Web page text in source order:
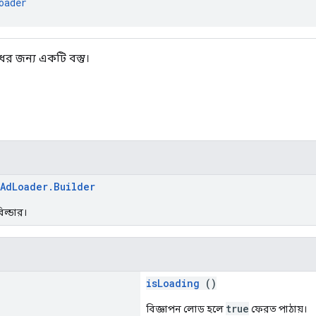
জন্য একটি বস্তু।
AdLoader.Builder
isLoading ()
বিজ্ঞাপন লোড হলে true ফেরত পাঠায়।